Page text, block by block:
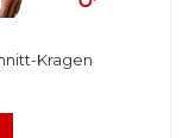
Kragen